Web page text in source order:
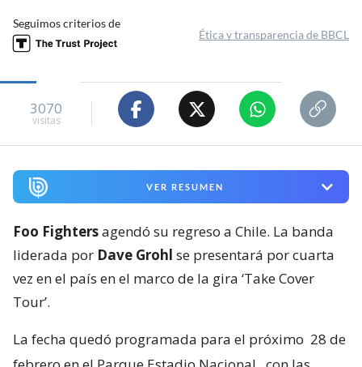
Seguimos criterios de
Ética y transparencia de BBCL
3070
visitas
VER RESUMEN
Foo Fightersagendó su regreso a Chile. La banda
liderada por Dave Grohl se presentará por cuarta
vez en el país en el marco de la gira ‘Take Cover
Tour’.
La fecha quedó programada para el próximo 28 de